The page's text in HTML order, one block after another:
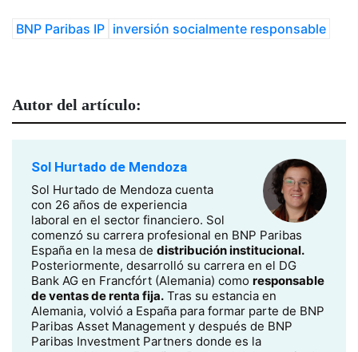
BNP Paribas IP inversión socialmente responsable
Autor del artículo:
Sol Hurtado de Mendoza
Sol Hurtado de Mendoza cuenta
con 26 años de experiencia
laboral en el sector financiero. Sol
comenzó su carrera profesional en BNP Paribas
España en la mesa de distribución institucional.
Posteriormente, desarrolló su carrera en el DG
Bank AG en Francfórt (Alemania) como responsable
de ventas de renta fija. Tras su estancia en
Alemania, volvió a España para formar parte de BNP
Paribas Asset Management y después de BNP
Paribas Investment Partners donde es la